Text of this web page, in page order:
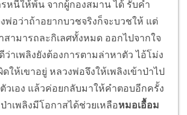
รหนีให้พ้น จากผู้กองสมาน ได้ รับคำ
พ่อว่าถ้าอยากบวชจริงก็จะบวชให้ แต่
สามารถละกิเลศทั้งหมด ออกไปจากใจ
ว่าเพลิงยังต้องการตามล่าหาตัว ไอ้โม่ง
ห้เขาอยู่ หลวงพ่อจึงให้เพลิงเข้าป่าไป
วเอง แล้วค่อยกลับมาให้คำตอบอีกครั้ง
เพลิงมีโอกาสได้ช่วยเหลือหมอเอื้อม